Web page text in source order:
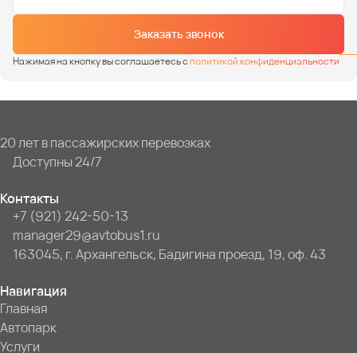
Заказать звонок
Нажимая на кнопку вы соглашаетесь сполитикой конфиденциальности
20 лет в пассажирских перевозках
Доступны 24/7
Контакты
+7 (921) 242-50-13
manager29@avtobus1.ru
163045, г. Архангельск, Бадигина проезд, 19, оф. 43
Навигация
Главная
Автопарк
Услуги